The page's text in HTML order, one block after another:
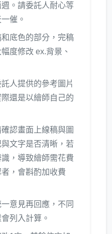
。請委託人耐心等
催。
底色的部分，完稿
度修改 ex.背景、
人提供的參考圖片
還是以繪師自己的
認畫面上線稿與圖
文字是否清晰，若
，導致繪師需花費
，會斟酌加收費
意見再回應，不同
列入計算。